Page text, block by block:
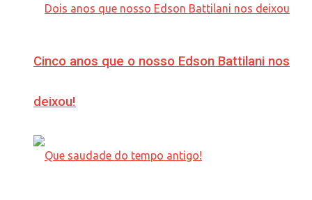
Cinco anos que o nosso Edson Battilani nos
deixou!